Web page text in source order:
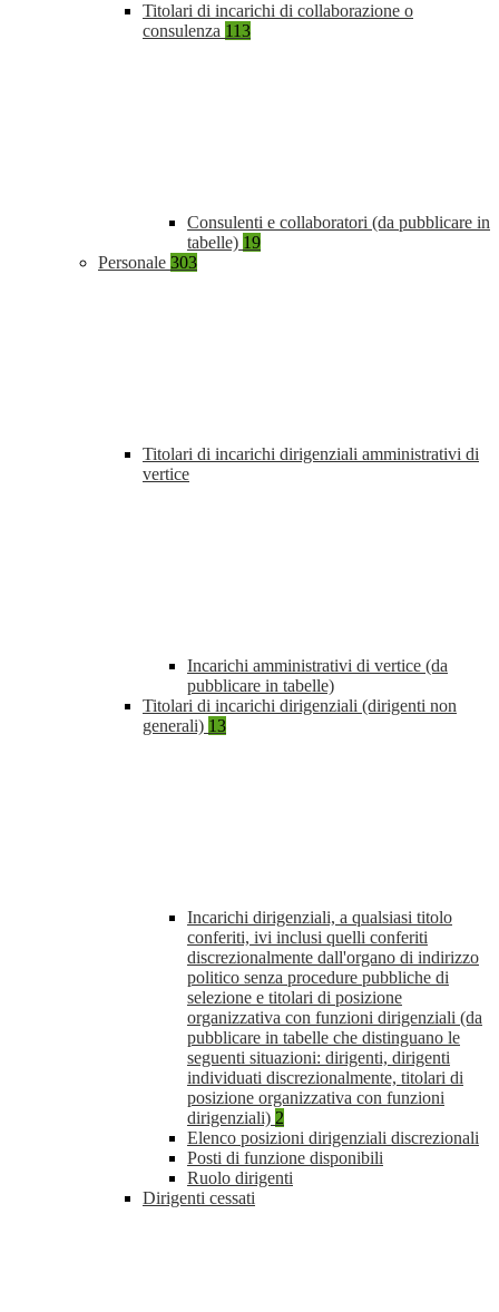
Titolari di incarichi di collaborazione o
consulenza 113
Consulenti e collaboratori (da pubblicare in
tabelle) 19
Personale 303
Titolari di incarichi dirigenziali amministrativi di
vertice
Incarichi amministrativi di vertice (da
pubblicare in tabelle)
Titolari di incarichi dirigenziali (dirigenti non
generali) 13
Incarichi dirigenziali, a qualsiasi titolo
conferiti, ivi inclusi quelli conferiti
discrezionalmente dall'organo di indirizzo
politico senza procedure pubbliche di
selezione e titolari di posizione
organizzativa con funzioni dirigenziali (da
pubblicare in tabelle che distinguano le
seguenti situazioni: dirigenti, dirigenti
individuati discrezionalmente, titolari di
posizione organizzativa con funzioni
dirigenziali) 2
Elenco posizioni dirigenziali discrezionali
Posti di funzione disponibili
Ruolo dirigenti
Dirigenti cessati